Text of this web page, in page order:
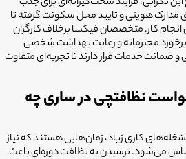
مدارک هویتی و تایید محل سکونت گرفته تا
کار. متخصصان فیکسا برخلاف کارگران
برخورد محترمانه و رعایت بهداشت شخصی
خدمات قرار دارند تا تجربه‌ای متفاوت
نظافتچی در ساری چه
کاری زیاد، زمان‌هایی هستند که نیاز
می‌شود. نرسیدن به نظافت دوره‌ای باعث